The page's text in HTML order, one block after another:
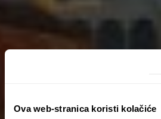
Ova web-stranica koristi kolačiće